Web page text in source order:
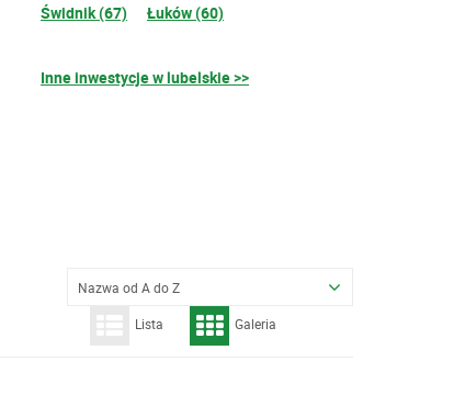
Świdnik (67)
Łuków (60)
Inne inwestycje w lubelskie >>
Nazwa od A do Z
Lista Galeria